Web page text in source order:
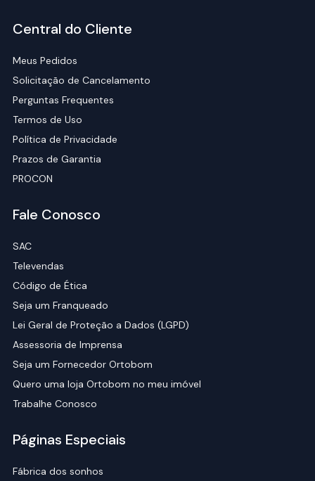
Central do Cliente
Meus Pedidos
Solicitação de Cancelamento
Perguntas Frequentes
Termos de Uso
Política de Privacidade
Prazos de Garantia
PROCON
Fale Conosco
SAC
Televendas
Código de Ética
Seja um Franqueado
Lei Geral de Proteção a Dados (LGPD)
Assessoria de Imprensa
Seja um Fornecedor Ortobom
Quero uma loja Ortobom no meu imóvel
Trabalhe Conosco
Páginas Especiais
Fábrica dos sonhos